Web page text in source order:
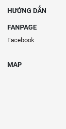
HƯỚNG DẪN
FANPAGE
Facebook
MAP